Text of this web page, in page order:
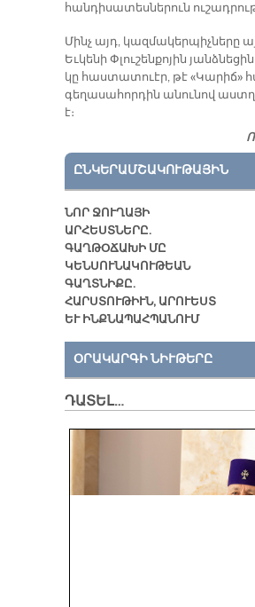
հան­դի­սա­տես­նե­րուն
Մինչ այդ, կազ­մա­կեր­պիչ­նե­րը
Եւ­կե­նի Փլուշ­են­քո­յին
կը հաս­տա­տուէր, թէ «Կա­րիճ»
գե­ղա­սա­հոր­դին ա­նու­նով
է։
ԸՆԿԵՐԱՄՇԱԿՈՒԹԱՅԻՆ
ՆՈՐ ՋՈՒՂԱՅԻ
ԱՐՀԵՍՏՆԵՐԸ.
ԳԱՂԹՕՃԱԽԻ ՄԸ
ԿԵՆՍՈՒՆԱԿՈՒԹԵԱՆ
ԳԱՂՏՆԻՔԸ.
ՀԱՐՍՏՈՒԹԻՒՆ, ԱՐՈՒԵՍՏ
ԵՒ ԻՆՔՆԱՊԱՀՊԱՆՈՒՄ
ՕՐԱԿԱՐԳԻ ՆԻՒԹԵՐԸ
ԴԱՏԵԼ…